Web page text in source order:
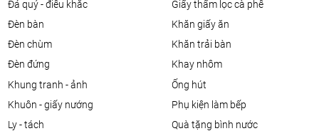
đá quý - điêu khắc
đèn bàn
đèn chùm
đèn đứng
giấy thấm lọc cà phê
khăn giấy ăn
khăn trải bàn
khay nhôm
khung tranh - ảnh
khuôn - giấy nướng
ly - tách
ống hút
phụ kiện làm bếp
quà tặng bình nước